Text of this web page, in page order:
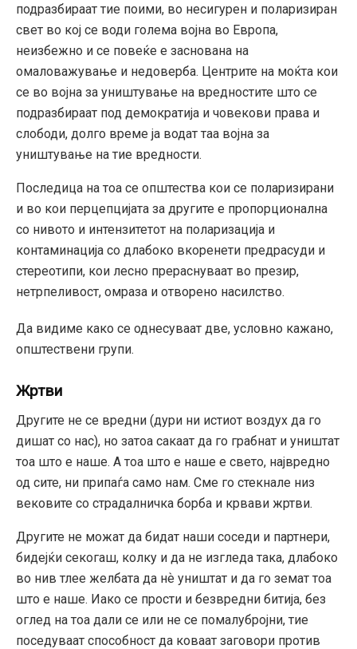
подразбираат тие поими, во несигурен и поларизиран
свет во кој се води голема војна во Европа,
неизбежно и се повеќе е заснована на
омаловажување и недоверба. Центрите на моќта кои
се во војна за уништување на вредностите што се
подразбираат под демократија и човекови права и
слободи, долго време ја водат таа војна за
уништување на тие вредности.
Последица на тоа се општества кои се поларизирани
и во кои перцепцијата за другите е пропорционална
со нивото и интензитетот на поларизација и
контаминација со длабоко вкоренети предрасуди и
стереотипи, кои лесно прераснуваат во презир,
нетрпеливост, омраза и отворено насилство.
Да видиме како се однесуваат две, условно кажано,
општествени групи.
Жртви
Другите не се вредни (дури ни истиот воздух да го
дишат со нас), но затоа сакаат да го грабнат и уништат
тоа што е наше. А тоа што е наше е свето, највредно
од сите, ни припаѓа само нам. Сме го стекнале низ
вековите со страдалничка борба и крвави жртви.
Другите не можат да бидат наши соседи и партнери,
бидејќи секогаш, колку и да не изгледа така, длабоко
во нив тлее желбата да нѐ уништат и да го земат тоа
што е наше. Иако се прости и безвредни битија, без
оглед на тоа дали се или не се помалубројни, тие
поседуваат способност да коваат заговори против